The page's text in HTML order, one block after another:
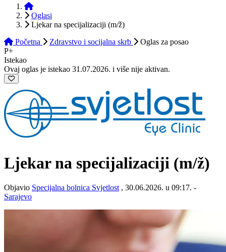
Početna
Oglasi
Ljekar na specijalizaciji (m/ž)
Početna
Zdravstvo i socijalna skrb Oglas za posao
P+
Istekao
Ovaj oglas je istekao 31.07.2026. i više nije aktivan.
Ljekar na specijalizaciji (m/ž)
Objavio Specijalna bolnica Svjetlost , 30.06.2026. u 09:17. -
Sarajevo